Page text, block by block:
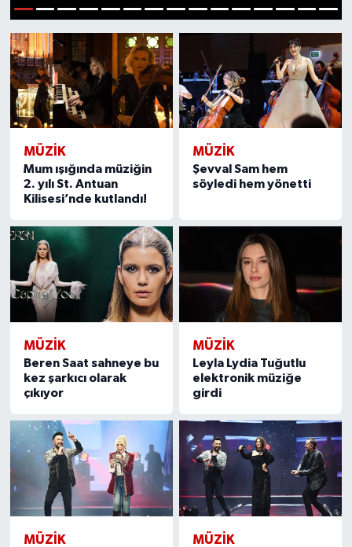
MÜZİK
Mum ışığında müziğin
2. yılı St. Antuan
Kilisesi’nde kutlandı!
MÜZİK
Şevval Sam hem
söyledi hem yönetti
MÜZİK
Beren Saat sahneye bu
kez şarkıcı olarak
çıkıyor
MÜZİK
Leyla Lydia Tuğutlu
elektronik müziğe
girdi
MÜZİK MÜZİK